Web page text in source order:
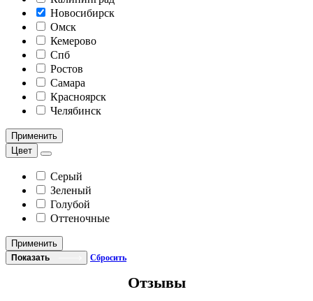
Новосибирск
Омск
Кемерово
Спб
Ростов
Самара
Красноярск
Челябинск
Применить
Цвет
Серый
Зеленый
Голубой
Оттеночные
Применить
Показать Сбросить
Отзывы